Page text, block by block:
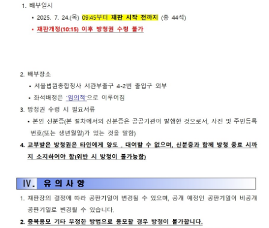
색
영상재
판 절차
용하는
양식모
음
재판기
록열람
복사예
약
원종합
청사 집
행문 등
제증명